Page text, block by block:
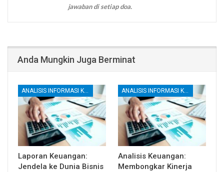
jawaban di setiap doa.
Anda Mungkin Juga Berminat
ANALISIS INFORMASI KEUANGAN
Laporan Keuangan:
Jendela ke Dunia Bisnis
ANALISIS INFORMASI KEUANGAN
Analisis Keuangan:
Membongkar Kinerja